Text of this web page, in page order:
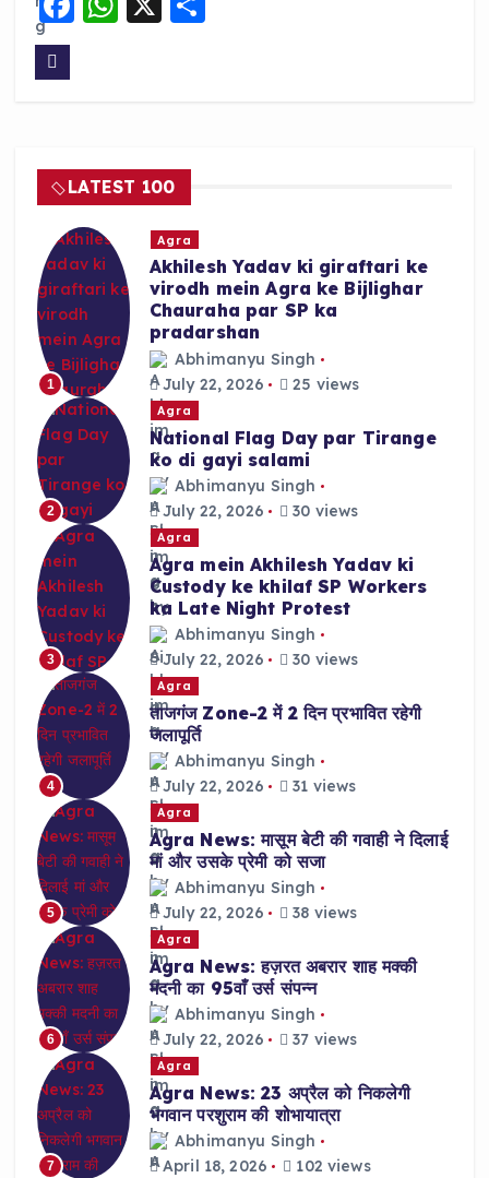
o
o
k
p
p
LATEST 100
1
Agra
Akhilesh Yadav ki giraftari ke
virodh mein Agra ke Bijlighar
Chauraha par SP ka
pradarshan
Abhimanyu Singh
July 22, 2026
25 views
2
Agra
National Flag Day par Tirange
ko di gayi salami
Abhimanyu Singh
July 22, 2026
30 views
3
Agra
Agra mein Akhilesh Yadav ki
Custody ke khilaf SP Workers
ka Late Night Protest
Abhimanyu Singh
July 22, 2026
30 views
4
Agra
ताजगंज Zone-2 में 2 दिन प्रभावित रहेगी
जलापूर्ति
Abhimanyu Singh
July 22, 2026
31 views
5
Agra
Agra News: मासूम बेटी की गवाही ने दिलाई
मां और उसके प्रेमी को सजा
Abhimanyu Singh
July 22, 2026
38 views
6
Agra
Agra News: हज़रत अबरार शाह मक्की
मदनी का 95वाँ उर्स संपन्न
Abhimanyu Singh
July 22, 2026
37 views
7
Agra
Agra News: 23 अप्रैल को निकलेगी
भगवान परशुराम की शोभायात्रा
Abhimanyu Singh
April 18, 2026
102 views